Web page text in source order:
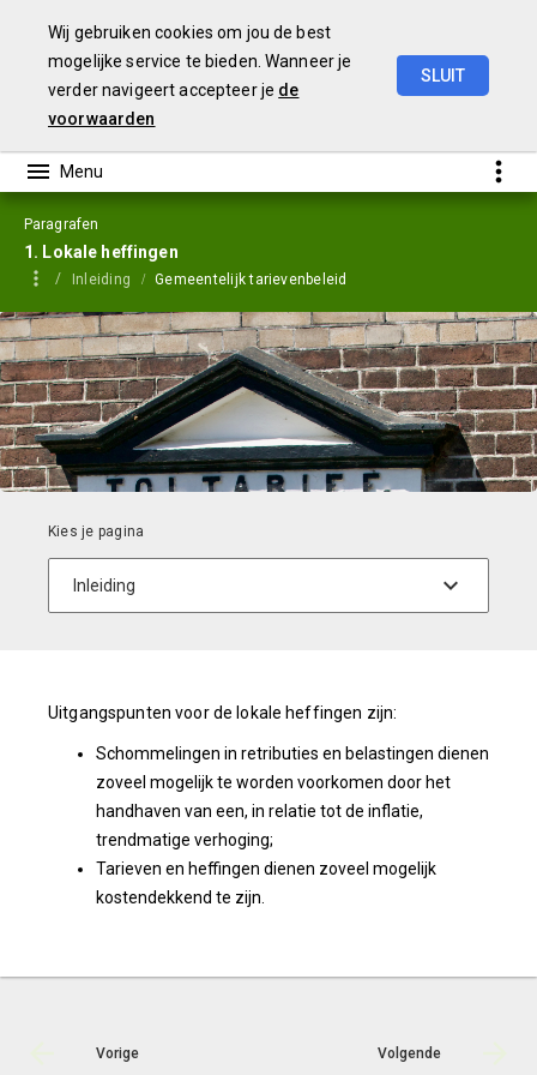
Wij gebruiken cookies om jou de best
mogelijke service te bieden. Wanneer je
verder navigeert accepteer je de
voorwaarden
SLUIT
Paragrafen
1. Lokale heffingen
Inleiding Gemeentelijk tarievenbeleid
Uitgangspunten voor de lokale heffingen zijn:
Schommelingen in retributies en belastingen dienen
zoveel mogelijk te worden voorkomen door het
handhaven van een, in relatie tot de inflatie,
trendmatige verhoging;
Tarieven en heffingen dienen zoveel mogelijk
kostendekkend te zijn.
Vorige Volgende